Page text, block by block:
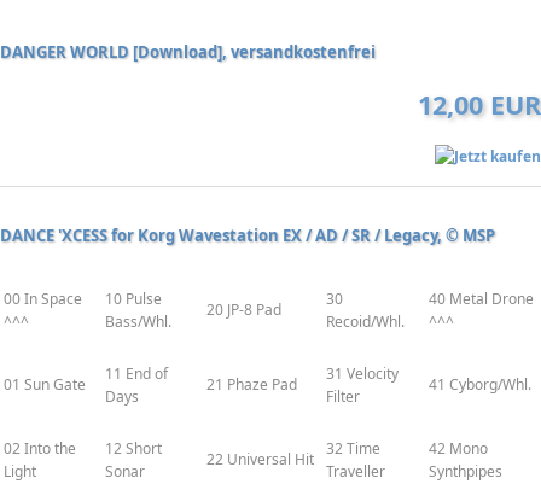
DANGER WORLD [Download], versandkostenfrei
12,00 EUR
DANCE 'XCESS for Korg Wavestation EX / AD / SR / Legacy, © MSP
00 In Space
^^^
10 Pulse
Bass/Whl.
20 JP-8 Pad
30
Recoid/Whl.
40 Metal Drone
^^^
01 Sun Gate
11 End of
Days
21 Phaze Pad
31 Velocity
Filter
41 Cyborg/Whl.
02 Into the
Light
12 Short
Sonar
22 Universal Hit
32 Time
Traveller
42 Mono
Synthpipes